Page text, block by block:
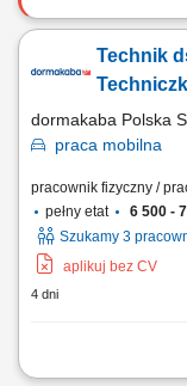
Nasz klient to
tworzy nowoczesne
bezpieczeństwo,
Technik
dormakaba Polska
praca mobilna
pracownik fizyczny /
pełny etat
6 500 -
Szukamy 3
aplikuj bez CV
4 dni
Opis stanowiska